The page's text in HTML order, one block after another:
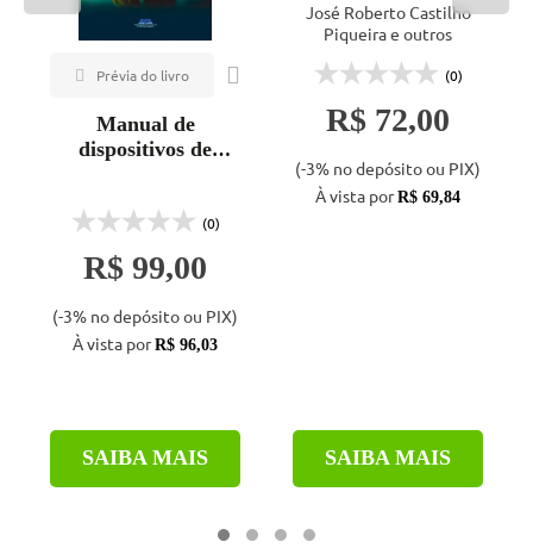
Manual de
dispositivos de
mudanças
(0)
R$ 99,00
(-3% no depósito ou PIX)
À vista porR$ 96,03
SAIBA MAIS
sustentável
José Roberto Castilho
Piqueira e outros
(0)
R$ 72,00
(-3% no depósito ou PIX)
À vista porR$ 69,84
SAIBA MAIS